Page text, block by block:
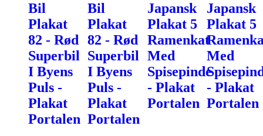
Bil
Plakat
82 - Rød
Superbil
I Byens
Puls -
Plakat
Portalen
Bil
Plakat
82 - Rød
Superbil
I Byens
Puls -
Plakat
Portalen
Japansk
Plakat 5
Ramenkat
Med
Spisepinde
- Plakat
Portalen
Japansk
Plakat 5
Med
- Plakat
Portalen